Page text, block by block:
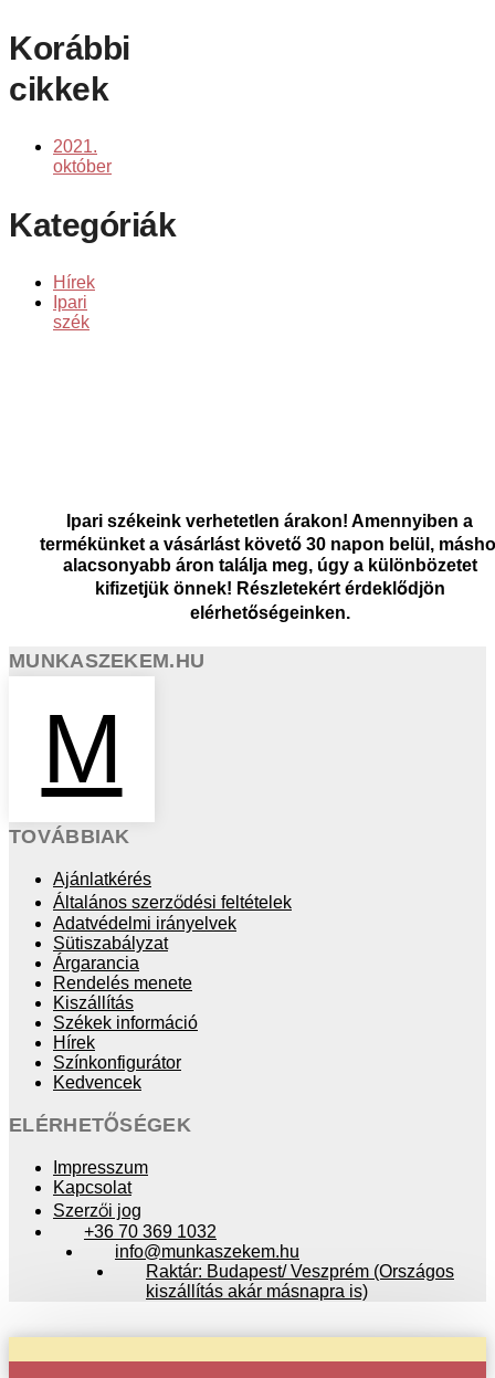
Korábbi
cikkek
2021.
október
Kategóriák
Hírek
Ipari
szék
Ipari székeink verhetetlen árakon! Amennyiben a
termékünket a vásárlást követő 30 napon belül,
alacsonyabb áron találja meg, úgy a különbözetet
kifizetjük önnek! Részletekért érdeklődjön
elérhetőségeinken.
MUNKASZEKEM.HU
M
TOVÁBBIAK
Ajánlatkérés
Általános szerződési feltételek
Adatvédelmi irányelvek
Sütiszabályzat
Árgarancia
Rendelés menete
Kiszállítás
Székek információ
Hírek
Színkonfigurátor
Kedvencek
ELÉRHETŐSÉGEK
Impresszum
Kapcsolat
Szerzői jog
+36 70 369 1032
info@munkaszekem.hu
Raktár: Budapest/ Veszprém (Országos
kiszállítás akár másnapra is)